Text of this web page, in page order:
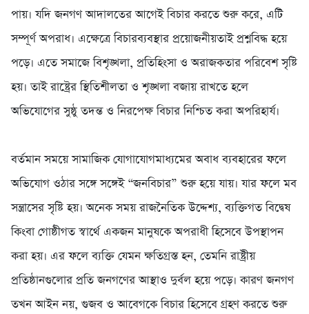
পায়। যদি জনগণ আদালতের আগেই বিচার করতে শুরু করে, এটি
সম্পূর্ণ অপরাধ। এক্ষেত্রে বিচারব্যবস্থার প্রয়োজনীয়তাই প্রশ্নবিদ্ধ হয়ে
পড়ে। এতে সমাজে বিশৃঙ্খলা, প্রতিহিংসা ও অরাজকতার পরিবেশ সৃষ্টি
হয়। তাই রাষ্ট্রের স্থিতিশীলতা ও শৃঙ্খলা বজায় রাখতে হলে
অভিযোগের সুষ্ঠু তদন্ত ও নিরপেক্ষ বিচার নিশ্চিত করা অপরিহার্য।
‎বর্তমান সময়ে সামাজিক যোগাযোগমাধ্যমের অবাধ ব্যবহারের ফলে
অভিযোগ ওঠার সঙ্গে সঙ্গেই “জনবিচার” শুরু হয়ে যায়। যার ফলে মব
সন্ত্রাসের সৃষ্টি হয়। অনেক সময় রাজনৈতিক উদ্দেশ্য, ব্যক্তিগত বিদ্বেষ
কিংবা গোষ্ঠীগত স্বার্থে একজন মানুষকে অপরাধী হিসেবে উপস্থাপন
করা হয়। এর ফলে ব্যক্তি যেমন ক্ষতিগ্রস্ত হন, তেমনি রাষ্ট্রীয়
প্রতিষ্ঠানগুলোর প্রতি জনগণের আস্থাও দুর্বল হয়ে পড়ে। কারণ জনগণ
তখন আইন নয়, গুজব ও আবেগকে বিচার হিসেবে গ্রহণ করতে শুরু